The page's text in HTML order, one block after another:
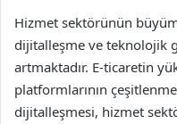
Hizmet sektörünün
dijitalleşme ve teknolojik
artmaktadır. E-ticaretin
platformlarının
dijitalleşmesi, hizmet